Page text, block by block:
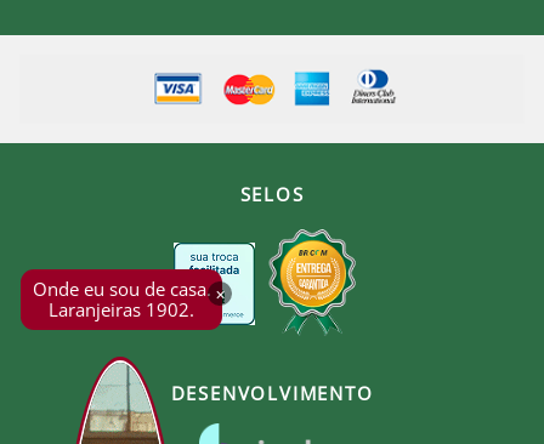
×
Onde eu sou de casa.
Laranjeiras 1902.
SELOS
DESENVOLVIMENTO